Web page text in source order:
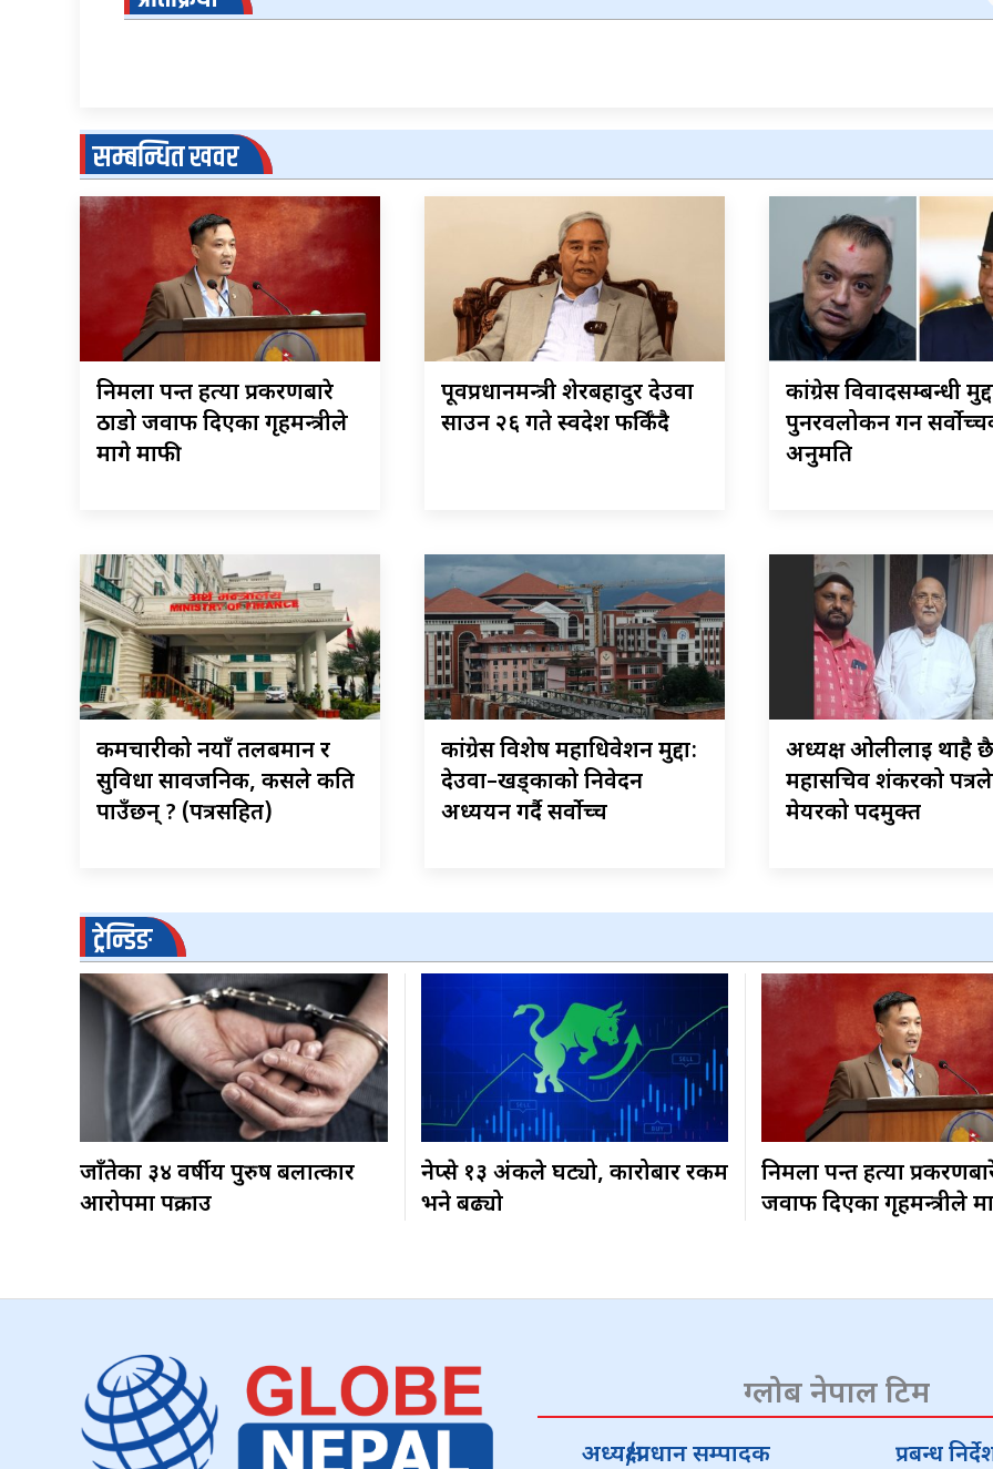
सम्बन्धित खवर
निर्मला पन्त हत्या प्रकरणबारे
ठाडो जवाफ दिएका गृहमन्त्रीले
मागे माफी
पूर्वप्रधानमन्त्री शेरबहादुर देउवा
साउन २६ गते स्वदेश फर्किँदै
कांग्रेस विवादसम्बन्धी
पुनरवलोकन गर्न
अनुमति
कर्मचारीको नयाँ तलबमान र
सुविधा सार्वजनिक, कसले कति
पाउँछन् ? (पत्रसहित)
कांग्रेस विशेष महाधिवेशन मुद्दा:
देउवा–खड्काको निवेदन
अध्ययन गर्दै सर्वोच्च
अध्यक्ष ओलीलाई थाहै
महासचिव शंकरको पत्रले
मेयरको पदमुक्त
ट्रेन्डिङ
जाँतेका ३४ वर्षीय पुरुष बलात्कार
आरोपमा पक्राउ
नेप्से १३ अंकले घट्यो, कारोबार रकम
भने बढ्यो
निर्मला पन्त हत्या
जवाफ दिएका गृहमन्त्रीले
ग्लोब नेपाल टिम
अध्यक्ष/प्रधान सम्पादक प्रबन्ध